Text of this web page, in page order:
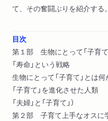
て、その奮闘ぶりを紹介する。
目次
第１部 生物にとって「子育て
「寿命」という戦略
生物にとって「子育て」とは何
「子育て」を進化させた人類
「夫婦」と「子育て」）
第２部 子育て上手なオスに